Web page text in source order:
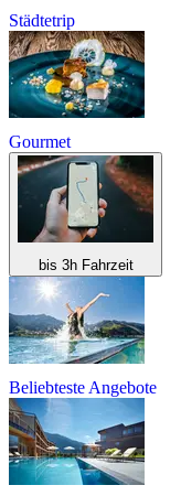
Städtetrip
Gourmet
bis 3h Fahrzeit
Beliebteste Angebote